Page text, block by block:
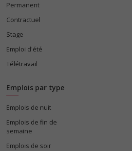
Permanent
Contractuel
Stage
Emploi d'été
Télétravail
Emplois par type
Emplois de nuit
Emplois de fin de
semaine
Emplois de soir